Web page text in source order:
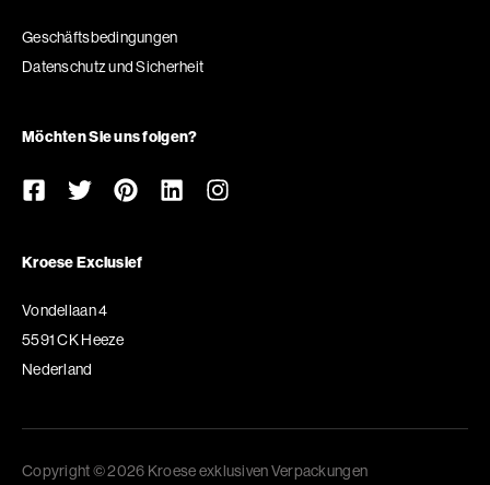
Geschäftsbedingungen
Datenschutz und Sicherheit
Möchten Sie uns folgen?
Kroese Exclusief
Vondellaan 4
5591 CK Heeze
Nederland
Copyright © 2026 Kroese exklusiven Verpackungen